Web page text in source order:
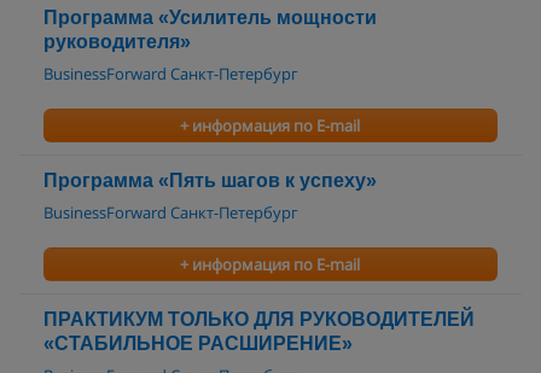
Программа «Усилитель мощности
руководителя»
BusinessForward Санкт-Петербург
+ информация по E-mail
Программа «Пять шагов к успеху»
BusinessForward Санкт-Петербург
+ информация по E-mail
ПРАКТИКУМ ТОЛЬКО ДЛЯ РУКОВОДИТЕЛЕЙ
«СТАБИЛЬНОЕ РАСШИРЕНИЕ»